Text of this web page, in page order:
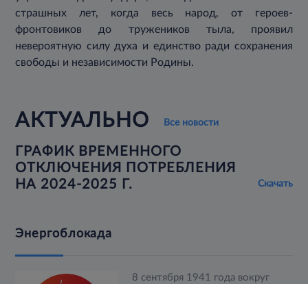
страшных лет, когда весь народ, от героев-
фронтовиков до тружеников тыла, проявил
невероятную силу духа и единство ради сохранения
свободы и независимости Родины.
АКТУАЛЬНО Все новости
ГРАФИК ВРЕМЕННОГО
ОТКЛЮЧЕНИЯ ПОТРЕБЛЕНИЯ
НА 2024-2025 Г.
Скачать
Энергоблокада
8 сентября 1941 года вокруг